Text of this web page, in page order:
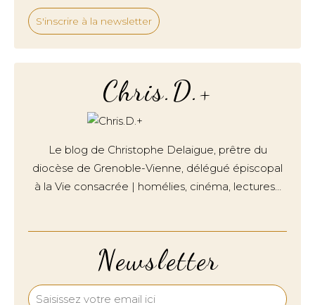
S'inscrire à la newsletter
Newsletter
Chris.D.+
Le blog de Christophe Delaigue, prêtre du
diocèse de Grenoble-Vienne, délégué épiscopal
à la Vie consacrée | homélies, cinéma, lectures…